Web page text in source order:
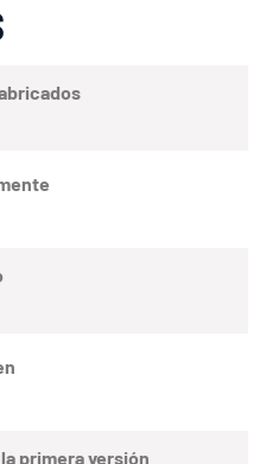
primera versión